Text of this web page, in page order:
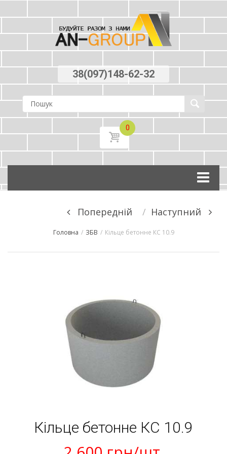
38(097)148-62-32
0
Skip
content
Post
navigation
Попереднiй Наступний
Головна / ЗБВ / Кільце бетонне КС 10.9
Кільце бетонне КС 10.9